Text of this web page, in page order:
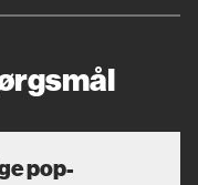
pop-